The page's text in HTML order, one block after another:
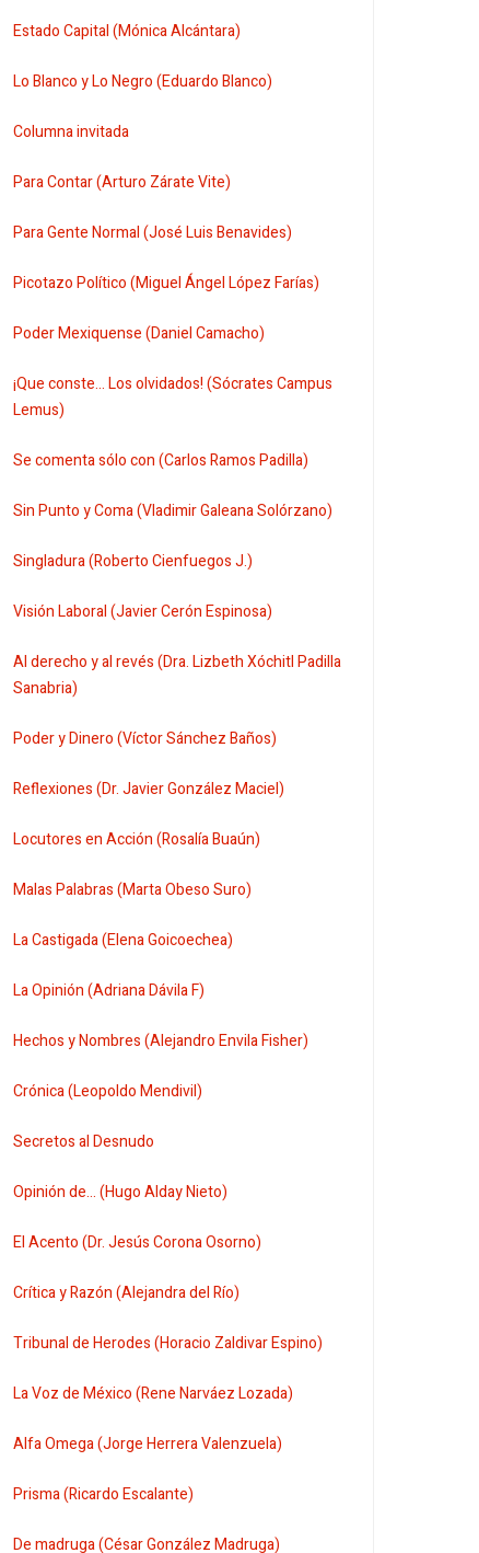
Estado Capital (Mónica Alcántara)
Lo Blanco y Lo Negro (Eduardo Blanco)
Columna invitada
Para Contar (Arturo Zárate Vite)
Para Gente Normal (José Luis Benavides)
Picotazo Político (Miguel Ángel López Farías)
Poder Mexiquense (Daniel Camacho)
¡Que conste... Los olvidados! (Sócrates Campus
Lemus)
Se comenta sólo con (Carlos Ramos Padilla)
Sin Punto y Coma (Vladimir Galeana Solórzano)
Singladura (Roberto Cienfuegos J.)
Visión Laboral (Javier Cerón Espinosa)
Al derecho y al revés (Dra. Lizbeth Xóchitl Padilla
Sanabria)
Poder y Dinero (Víctor Sánchez Baños)
Reflexiones (Dr. Javier González Maciel)
Locutores en Acción (Rosalía Buaún)
Malas Palabras (Marta Obeso Suro)
La Castigada (Elena Goicoechea)
La Opinión (Adriana Dávila F)
Hechos y Nombres (Alejandro Envila Fisher)
Crónica (Leopoldo Mendivil)
Secretos al Desnudo
Opinión de... (Hugo Alday Nieto)
El Acento (Dr. Jesús Corona Osorno)
Crítica y Razón (Alejandra del Río)
Tribunal de Herodes (Horacio Zaldivar Espino)
La Voz de México (Rene Narváez Lozada)
Alfa Omega (Jorge Herrera Valenzuela)
Prisma (Ricardo Escalante)
De madruga (César González Madruga)